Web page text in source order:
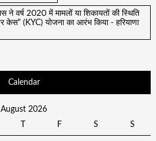
ने वर्ष 2020 में मामलों या शिकायतों की स्थिति
केस" (KYC) योजना का आरंभ किया - हरियाणा
Calendar
August 2026
T F S S